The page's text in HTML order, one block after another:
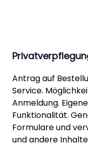
Antrag auf
Service.
Anmeldung.
Funktionalität.
Formulare und
und andere